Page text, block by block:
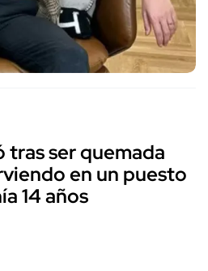
tras ser quemada
en un puesto
14 años